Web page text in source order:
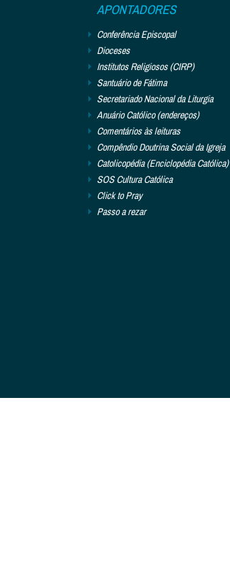
APONTADORES
Conferência Episcopal
Dioceses
Institutos Religiosos (CIRP)
Santuário de Fátima
Secretariado Nacional da Liturgia
Anuário Católico (endereços)
Comentários às leituras
Compêndio Doutrina Social da Igreja
Catolicopédia (Enciclopédia Católica)
SOS Cultura Católica
Click to Pray
Passo a rezar